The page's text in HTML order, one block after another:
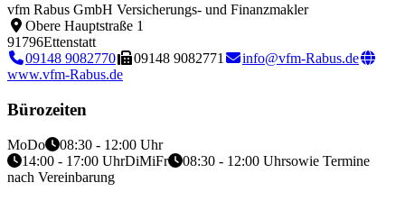
vfm Rabus GmbH Versicherungs- und Finanzmakler
Obere Hauptstraße 1
91796Ettenstatt
09148 9082770
09148 9082771
info@vfm-Rabus.de
www.vfm-Rabus.de
Bürozeiten
MoDo
08:30 - 12:00 Uhr
14:00 - 17:00 UhrDiMiFr 08:30 - 12:00 Uhrsowie Termine
nach Vereinbarung